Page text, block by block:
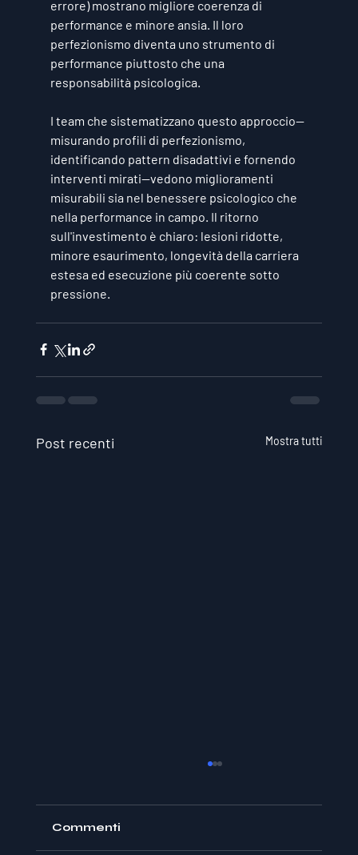
errore) mostrano migliore coerenza di
performance e minore ansia. Il loro
perfezionismo diventa uno strumento di
performance piuttosto che una
responsabilità psicologica.
I team che sistematizzano questo approccio—
misurando profili di perfezionismo,
identificando pattern disadattivi e fornendo
interventi mirati—vedono miglioramenti
misurabili sia nel benessere psicologico che
nella performance in campo. Il ritorno
sull'investimento è chiaro: lesioni ridotte,
minore esaurimento, longevità della carriera
estesa ed esecuzione più coerente sotto
pressione.
Post recenti Mostra tutti
Commenti